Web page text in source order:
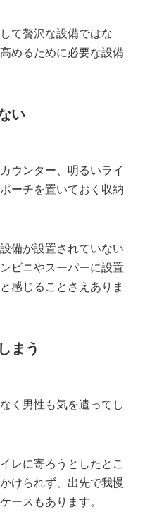
て贅沢な設備ではな
めるために必要な設備
い
ウンター、明るいライ
ーチを置いておく収納
備が設置されていない
ビニやスーパーに設置
感じることさえありま
まう
く男性も気を遣ってし
レに寄ろうとしたとこ
けられず、出先で我慢
ースもあります。